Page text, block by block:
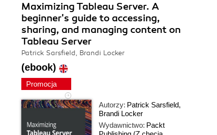
Maximizing Tableau Server. A
beginner's guide to accessing,
sharing, and managing content on
Tableau Server
Patrick Sarsfield, Brandi Locker
(ebook)
Promocja
Autorzy: Patrick Sarsfield,
Brandi Locker
Wydawnictwo: Packt